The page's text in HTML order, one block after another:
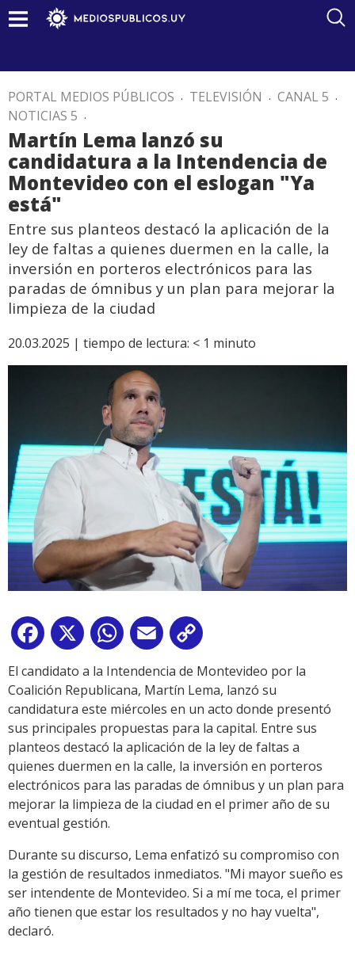
PORTAL MEDIOS PÚBLICOS . TELEVISIÓN . CANAL 5 .
NOTICIAS 5 .
Martín Lema lanzó su
candidatura a la Intendencia de
Montevideo con el eslogan "Ya
está"
Entre sus planteos destacó la aplicación de la
ley de faltas a quienes duermen en la calle, la
inversión en porteros electrónicos para las
paradas de ómnibus y un plan para mejorar la
limpieza de la ciudad
20.03.2025 | tiempo de lectura: < 1 minuto
Facebook
X WhatsApp
Email
Link
El candidato a la Intendencia de Montevideo por la
Coalición Republicana, Martín Lema, lanzó su
candidatura este miércoles en un acto donde presentó
sus principales propuestas para la capital. Entre sus
planteos destacó la aplicación de la ley de faltas a
quienes duermen en la calle, la inversión en porteros
electrónicos para las paradas de ómnibus y un plan para
mejorar la limpieza de la ciudad en el primer año de su
eventual gestión.
Durante su discurso, Lema enfatizó su compromiso con
la gestión de resultados inmediatos. "Mi mayor sueño es
ser intendente de Montevideo. Si a mí me toca, el primer
año tienen que estar los resultados y no hay vuelta",
declaró.